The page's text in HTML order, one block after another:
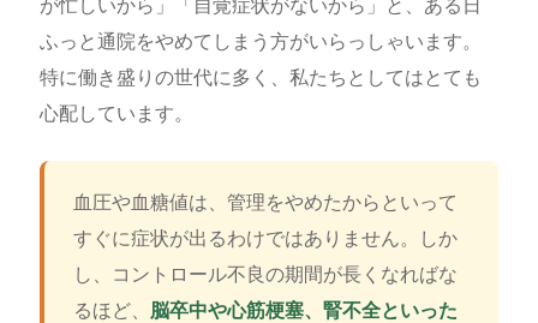
が忙しいから」「自覚症状がないから」と、ある日
ふっと通院をやめてしまう方がいらっしゃいます。
特に働き盛りの世代に多く、私たちとしてはとても
心配しています。
血圧や血糖値は、管理をやめたからといって
すぐに症状が出るわけではありません。しか
し、コントロール不良の期間が長くなればな
るほど、 脳卒中や心筋梗塞、腎不全といった